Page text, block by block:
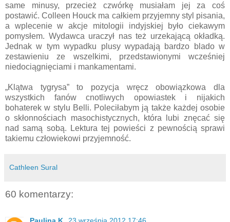
same minusy, przecież czwórkę musiałam jej za coś
postawić. Colleen Houck ma całkiem przyjemny styl pisania,
a wplecenie w akcje mitologii indyjskiej było ciekawym
pomysłem. Wydawca uraczył nas też urzekającą okładką.
Jednak w tym wypadku plusy wypadają bardzo blado w
zestawieniu ze wszelkimi, przedstawionymi wcześniej
niedociągnięciami i mankamentami.
„Klątwa tygrysa” to pozycja wręcz obowiązkowa dla
wszystkich fanów cnotliwych opowiastek i nijakich
bohaterek w stylu Belli. Poleciłabym ją także każdej osobie
o skłonnościach masochistycznych, która lubi znęcać się
nad samą sobą. Lektura tej powieści z pewnością sprawi
takiemu człowiekowi przyjemność.
Cathleen Sural
60 komentarzy: